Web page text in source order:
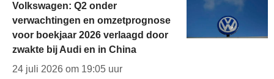
Volkswagen: Q2 onder
verwachtingen en omzetprognose
voor boekjaar 2026 verlaagd door
zwakte bij Audi en in China
24 juli 2026 om 19:05 uur